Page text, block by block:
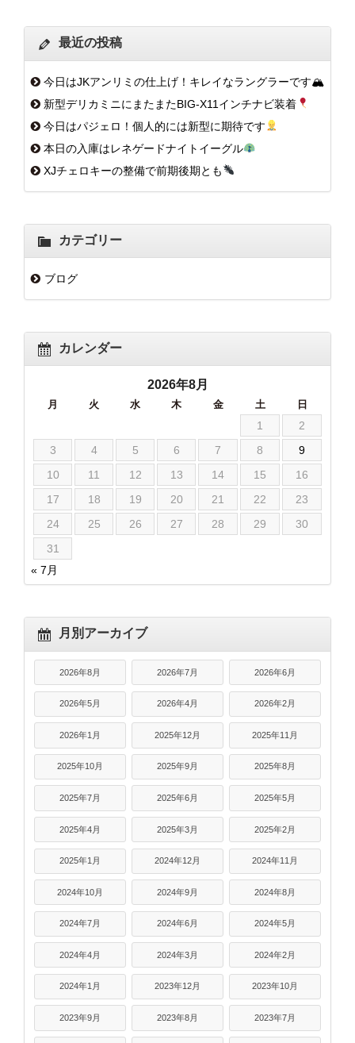
最近の投稿
今日はJKアンリミの仕上げ！キレイなラングラーです🏔
新型デリカミニにまたまたBIG-X11インチナビ装着
今日はパジェロ！個人的には新型に期待です
本日の入庫はレネゲードナイトイーグル
XJチェロキーの整備で前期後期とも
カテゴリー
ブログ
カレンダー
2026年8月
月 火 水 木 金 土 日
1
2
3
4 5 6 7 8
9
10
11 12 13 14 15
16
17
18 19 20 21 22
23
24
25 26 27 28 29
30
31
« 7月
月別アーカイブ
2026年8月 2026年7月 2026年6月
2026年5月 2026年4月 2026年2月
2026年1月 2025年12月 2025年11月
2025年10月 2025年9月 2025年8月
2025年7月 2025年6月 2025年5月
2025年4月 2025年3月 2025年2月
2025年1月 2024年12月 2024年11月
2024年10月 2024年9月 2024年8月
2024年7月 2024年6月 2024年5月
2024年4月 2024年3月 2024年2月
2024年1月 2023年12月 2023年10月
2023年9月 2023年8月 2023年7月